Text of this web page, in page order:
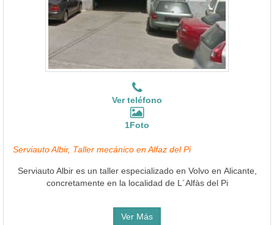
Ver teléfono
1Foto
Serviauto Albir, Taller mecánico en Alfaz del Pi
Serviauto Albir es un taller especializado en Volvo en Alicante,
concretamente en la localidad de L´Alfàs del Pi
Ver Más